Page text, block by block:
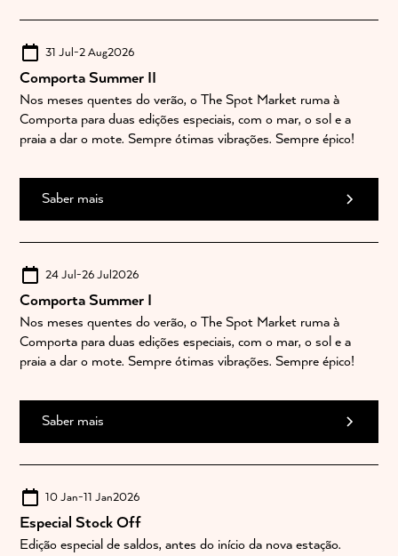
31 Jul-2 Aug2026
Comporta Summer II
Nos meses quentes do verão, o The Spot Market ruma à
Comporta para duas edições especiais, com o mar, o sol e a
praia a dar o mote. Sempre ótimas vibrações. Sempre épico!
Saber mais
24 Jul-26 Jul2026
Comporta Summer I
Nos meses quentes do verão, o The Spot Market ruma à
Comporta para duas edições especiais, com o mar, o sol e a
praia a dar o mote. Sempre ótimas vibrações. Sempre épico!
Saber mais
10 Jan-11 Jan2026
Especial Stock Off
Edição especial de saldos, antes do início da nova estação.